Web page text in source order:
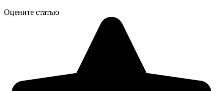
Оцените статью